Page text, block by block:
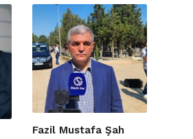
Fazil Mustafa Şah